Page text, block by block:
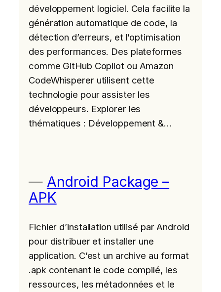
développement logiciel. Cela facilite la
génération automatique de code, la
détection d’erreurs, et l’optimisation
des performances. Des plateformes
comme GitHub Copilot ou Amazon
CodeWhisperer utilisent cette
technologie pour assister les
développeurs. Explorer les
thématiques : Développement &…
Android Package –
APK
Fichier d’installation utilisé par Android
pour distribuer et installer une
application. C’est un archive au format
.apk contenant le code compilé, les
ressources, les métadonnées et le